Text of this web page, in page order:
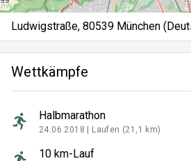
Ludwigstraße, 80539 München
Wettkämpfe
Halbmarathon
24.06.2018 | Laufen (21,1 km)
10 km-Lauf